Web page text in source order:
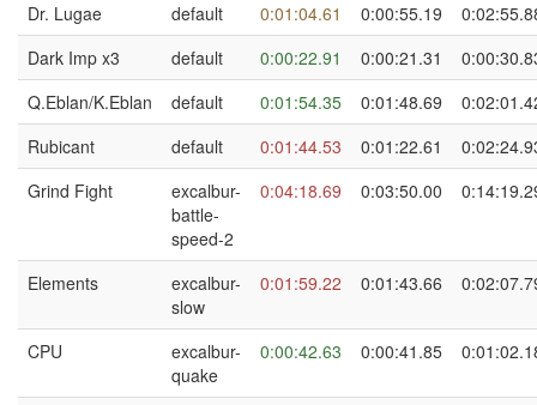
Dr. Lugae default 0:01:04.61 0:00:55.19
Dark Imp x3
default 0:00:22.91 0:00:21.31
Q.Eblan/K.Eblan
default 0:01:54.35 0:01:48.69
Rubicant
default 0:01:44.53 0:01:22.61
Grind Fight
excalbur-
battle-
speed-2
0:04:18.69 0:03:50.00
Elements
excalbur-
slow
0:01:59.22 0:01:43.66
CPU
excalbur-
quake
0:00:42.63 0:00:41.85